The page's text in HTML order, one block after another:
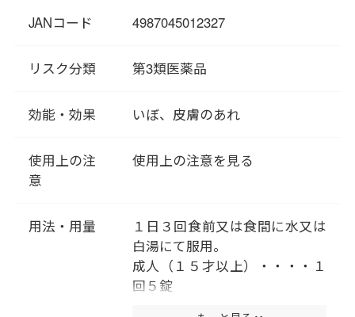
陳代謝を促すことから、不要な
も効果的です。
JANコード 4987045012327
リスク分類 第3類医薬品
効能・効果 いぼ、皮膚のあれ
使用上の注
意
使用上の注意を見る
用法・用量
１日３回食前又は食間に水又は
白湯にて服用。
成人（１５才以上）・・・・１
回５錠